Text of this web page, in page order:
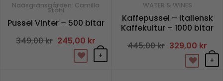
Nääsgränsgården: Camilla
Ståhl
Pussel Vinter – 500 bitar
349,00kr Det
ursprungliga
priset
349,00 kr.
245,00 krDet
nuvarande
priset
är:
245,00 kr.
+
WATER & WINES
Kaffepussel – Italiensk
Kaffekultur – 1000 bitar
445,00kr Det
ursprungliga
priset
445,00 kr.
329,00 krDet
är:
+